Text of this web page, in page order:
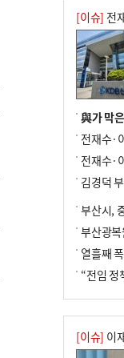
10 "올해
전닉스
[이슈] 전
부산시,
부산광
[이슈] 이